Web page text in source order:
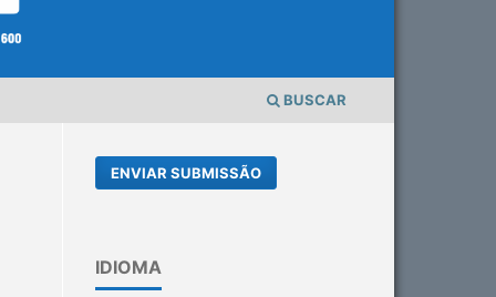
BUSCAR
ENVIAR SUBMISSÃO
IDIOMA